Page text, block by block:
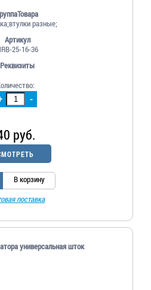
разные;
Артикул
25-16-36
Реквизиты
-
руб.
В корзину
поставка
универсальная шток